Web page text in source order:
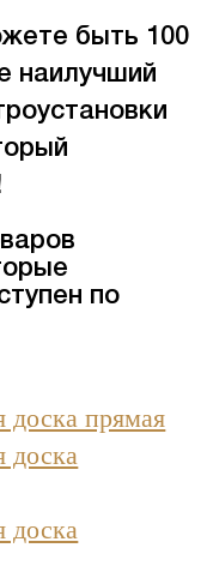
быть 100
наилучший
по
доска прямая
доска
доска